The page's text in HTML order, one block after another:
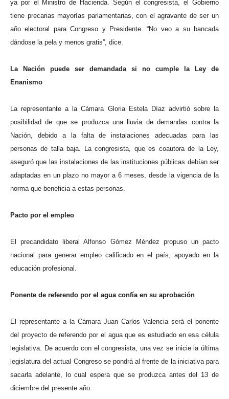
ya por el Ministro de Hacienda. Según el congresista, el Gobierno
tiene precarias mayorías parlamentarias, con el agravante de ser un
año electoral para Congreso y Presidente. “No veo a su bancada
dándose la pela y menos gratis”, dice.
La Nación puede ser demandada si no cumple la Ley de
Enanismo
La representante a la Cámara Gloria Estela Díaz advirtió sobre la
posibilidad de que se produzca una lluvia de demandas contra la
Nación, debido a la falta de instalaciones adecuadas para las
personas de talla baja. La congresista, que es coautora de la Ley,
aseguró que las instalaciones de las instituciones públicas debían ser
adaptadas en un plazo no mayor a 6 meses, desde la vigencia de la
norma que beneficia a estas personas.
Pacto por el empleo
El precandidato liberal Alfonso Gómez Méndez propuso un pacto
nacional para generar empleo calificado en el país, apoyado en la
educación profesional.
Ponente de referendo por el agua confía en su aprobación
El representante a la Cámara Juan Carlos Valencia será el ponente
del proyecto de referendo por el agua que es estudiado en esa célula
legislativa. De acuerdo con el congresista, una vez se inicie la última
legislatura del actual Congreso se pondrá al frente de la iniciativa para
sacarla adelante, lo cual espera que se produzca antes del 13 de
diciembre del presente año.